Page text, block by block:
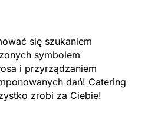
się szukaniem
symbolem
i przyrządzaniem
dań! Catering
zrobi za Ciebie!